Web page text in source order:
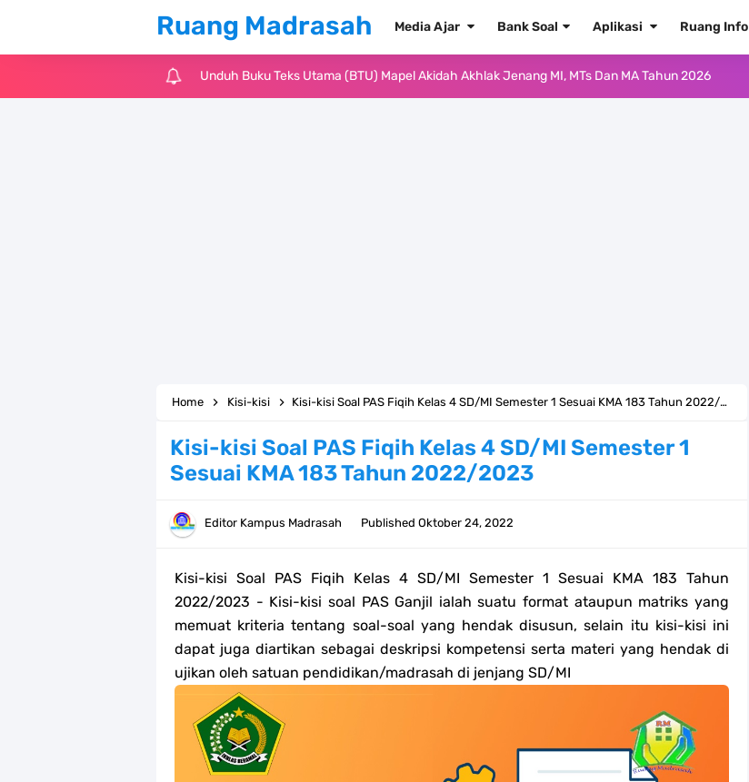
Ruang Madrasah Media Ajar Bank Soal Aplikasi Ruang Info
Unduh Buku Teks Utama (BTU) Al-Qur'an Hadis Semua Jenjang Tahun 2026
Bank soal PAT/SAT Kelas 3 SD/MI Semester 2 Kurikulum Merdeka Tahun 2026
Panduan GOOGLE WORKSPACE (GWS) Untuk Guru Madrasah
Bank Soal ASAT/PAT Kelas 5 SD/MI Kurikulum Merdeka Tahun 2026
Bank Soal PAT Kelas 6 SD/MI Semester 2 Kurikulum Merdeka Tahun 2026
Kisi-kisi Soal US/UM Jenjang SD/MI Tahun 2026 Lengkap
POS UM Jenjang MI, MTs Dan MA Tahun 2026
Home Kisi-kisi Kisi-kisi Soal PAS Fiqih Kelas 4 SD/MI Semester 1 Sesuai KMA 183 Tahun 2022/2023
Kisi-kisi Soal PAS Fiqih Kelas 4 SD/MI Semester 1
Sesuai KMA 183 Tahun 2022/2023
Editor Kampus Madrasah Published Oktober 24, 2022
Kisi-kisi Soal PAS Fiqih Kelas 4 SD/MI Semester 1 Sesuai KMA 183 Tahun
2022/2023 - Kisi-kisi soal PAS Ganjil ialah suatu format ataupun matriks yang
memuat kriteria tentang soal-soal yang hendak disusun, selain itu kisi-kisi ini
dapat juga diartikan sebagai deskripsi kompetensi serta materi yang hendak di
ujikan oleh satuan pendidikan/madrasah di jenjang SD/MI